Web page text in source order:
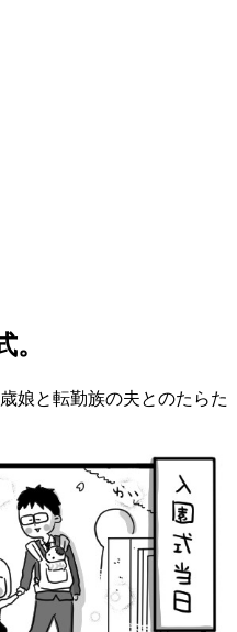
娘と転勤族の夫とのたらた